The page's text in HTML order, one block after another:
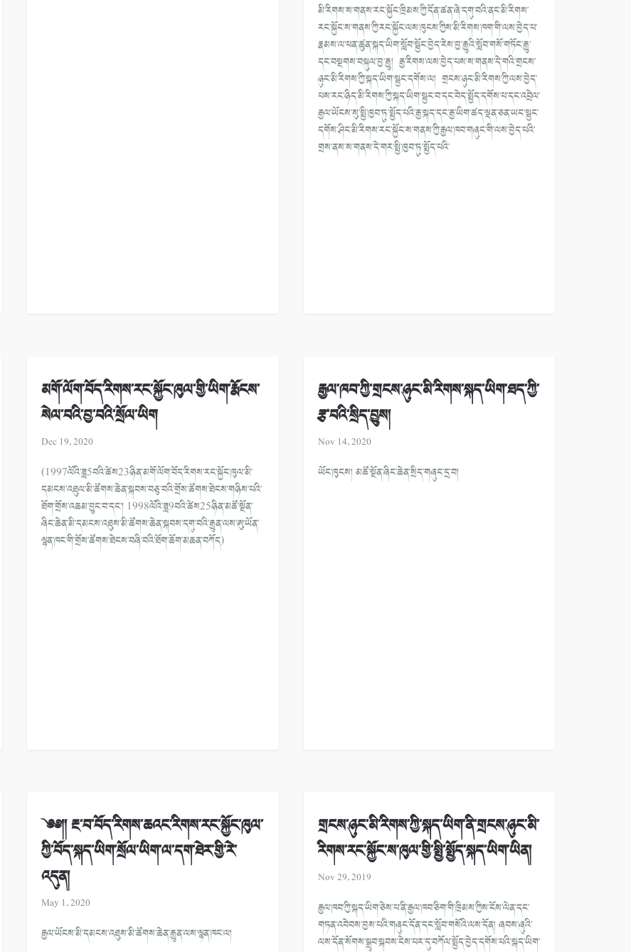
མི་རིགས་ས་གནས་རང་སྐྱོང་ཁྲིམས་ཀྱི་དོན་ཚན་ཞེ་དགུ་བའི་ནང་མི་རིགས་
རང་སྐྱོང་ས་གནས་ཀྱི་རང་སྐྱོང་ལས་ཁུངས་ཀྱིས་མི་རིགས་ཁག་གི་ལས་བྱེད་པ་
རྣམས་ལ་ཕན་ཚུན་སྐད་ཡིག་སློབ་སྦྱོང་བྱེད་རེས་བྱ་རྒྱུའི་སློབ་གསོ་གཏོང་རྒྱུ་
དང་བསྔགས་བསྐུལ་བྱ་རྒྱུ། རྒྱ་རིགས་ལས་བྱེད་པས་ས་གནས་དེ་གའི་གྲངས་
ཉུང་མི་རིགས་ཀྱི་སྐད་ཡིག་སྦྱང་དགོས་ལ། གྲངས་ཉུང་མི་རིགས་ཀྱི་ལས་བྱེད་
པས་རང་ཉིད་མི་རིགས་ཀྱི་སྐད་ཡིག་སྦྱང་བ་དང་བེད་སྤྱོད་དགོས་པ་དང་འབྲེལ་
རྒྱལ་ཡོངས་སུ་སྤྱི་ཁྱབ་ཏུ་སྤྱོད་པའི་རྒྱ་སྐད་དང་རྒྱ་ཡིག་ཚད་ལྡན་ཅན་ཡང་སྦྱང་
དགོས་ཤིང་མི་རིགས་རང་སྐྱོང་ས་གནས་ཀྱི་རྒྱལ་ཁབ་གཞུང་གི་ལས་བྱེད་པའི་
གྲས་ནས་ས་གནས་དེ་གར་སྤྱི་ཁྱབ་ཏུ་སྤྱོད་པའི་
མགོ་ལོག་བོད་རིགས་རང་སྐྱོང་ཁུལ་གྱི་ཡིག་རྨོངས་
སེལ་བའི་བྱ་བའི་སྲོལ་ཡིག
Dec 19, 2020
(1997ལོའི་ཟླ5བའི་ཚེས23ཉིན་མགོ་ལོག་བོད་རིགས་རང་སྐྱོང་ཁུལ་མི་
དམངས་འཐུལ་མི་ཚོགས་ཆེན་སྐབས་བཅུ་བའི་གྲོས་ཚོགས་ཐེངས་གཉིས་པའི་
ཐོག་གྲོས་འཆམ་བྱུང་བ་དང་། 1998ལོའི་ཟླ9བའི་ཚེས25ཉིན་མཚོ་སྔོན་
ཞིང་ཆེན་མི་དམངས་འཐུས་མི་ཚོགས་ཆེན་སྐབས་དགུ་བའི་རྒྱུན་ལས་ཨུ་ཡོན་
ལྷན་ཁང་གི་གྲོས་ཚོགས་ཐེངས་བཞི་བའི་ཐོག་ཆོག་མཆན་བཀོད)
རྒྱལ་ཁབ་ཀྱི་གྲངས་ཉུང་མི་རིགས་སྐད་ཡིག་ཐད་ཀྱི་
རྩ་བའི་སྲིད་བྱུས།
Nov 14, 2020
ཡོང་ཁུངས། མཚོ་སྔོན་ཞིང་ཆེན་སྲིད་གཞུང་དྲ་བ།
༄༅།། རྔ་བ་བོད་རིགས་ཆའང་རིགས་རང་སྐྱོང་ཁུལ་
ཀྱི་བོད་སྐད་ཡིག་སྲོལ་ཡིག་ལ་དག་ཐེར་གྱི་རེ་
འདུན།
May 1, 2020
རྒྱལ་ཡོངས་མི་དམངས་འཐུས་མི་ཚོགས་ཆེན་རྒྱུན་ལས་ལྷན་ཁང་ལ།
གྲངས་ཉུང་མི་རིགས་ཀྱི་སྐད་ཡིག་ནི་གྲངས་ཉུང་མི་
རིགས་རང་སྐྱོང་ས་ཁུལ་གྱི་སྤྱི་སྤྱོད་སྐད་ཡིག་ཡིན།
Nov 29, 2019
རྒྱལ་ཁབ་ཀྱི་སྐད་ཡིག་ཅེས་པ་ནི་རྒྱལ་ཁབ་ཅིག་གི་ཁྲིམས་ཀྱིས་ངོས་ལེན་དང་
གཏན་འབེབས་བྱས་པའི་གཞུང་དོན་དང་སློབ་གསོའི་ལས་དོན། ཞབས་ཞུའི་
ལས་དོན་སོགས་སྒྲུབ་སྐབས་ངེས་པར་དུ་བཀོལ་སྤྱོད་བྱེད་དགོས་པའི་སྐད་ཡིག་